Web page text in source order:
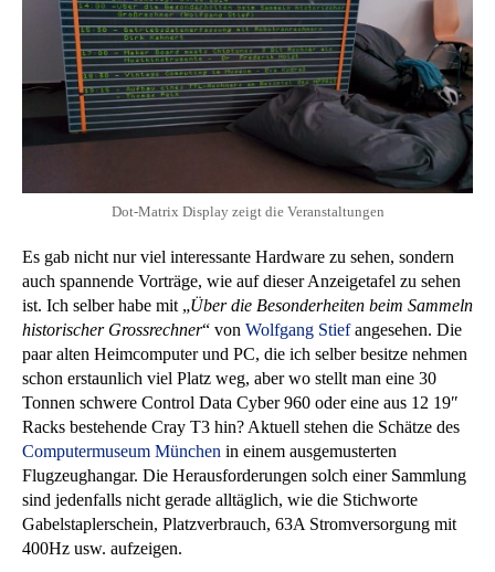
Dot-Matrix Display zeigt die Veranstaltungen
Es gab nicht nur viel interessante Hardware zu sehen, sondern
auch spannende Vorträge, wie auf dieser Anzeigetafel zu sehen
ist. Ich selber habe mit „Über die Besonderheiten beim Sammeln
historischer Grossrechner“ von Wolfgang Stiefangesehen. Die
paar alten Heimcomputer und PC, die ich selber besitze nehmen
schon erstaunlich viel Platz weg, aber wo stellt man eine 30
Tonnen schwere Control Data Cyber 960 oder eine aus 12 19″
Racks bestehende Cray T3 hin? Aktuell stehen die Schätze des
Computermuseum München in einem ausgemusterten
Flugzeughangar. Die Herausforderungen solch einer Sammlung
sind jedenfalls nicht gerade alltäglich, wie die Stichworte
Gabelstaplerschein, Platzverbrauch, 63A Stromversorgung mit
400Hz usw. aufzeigen.